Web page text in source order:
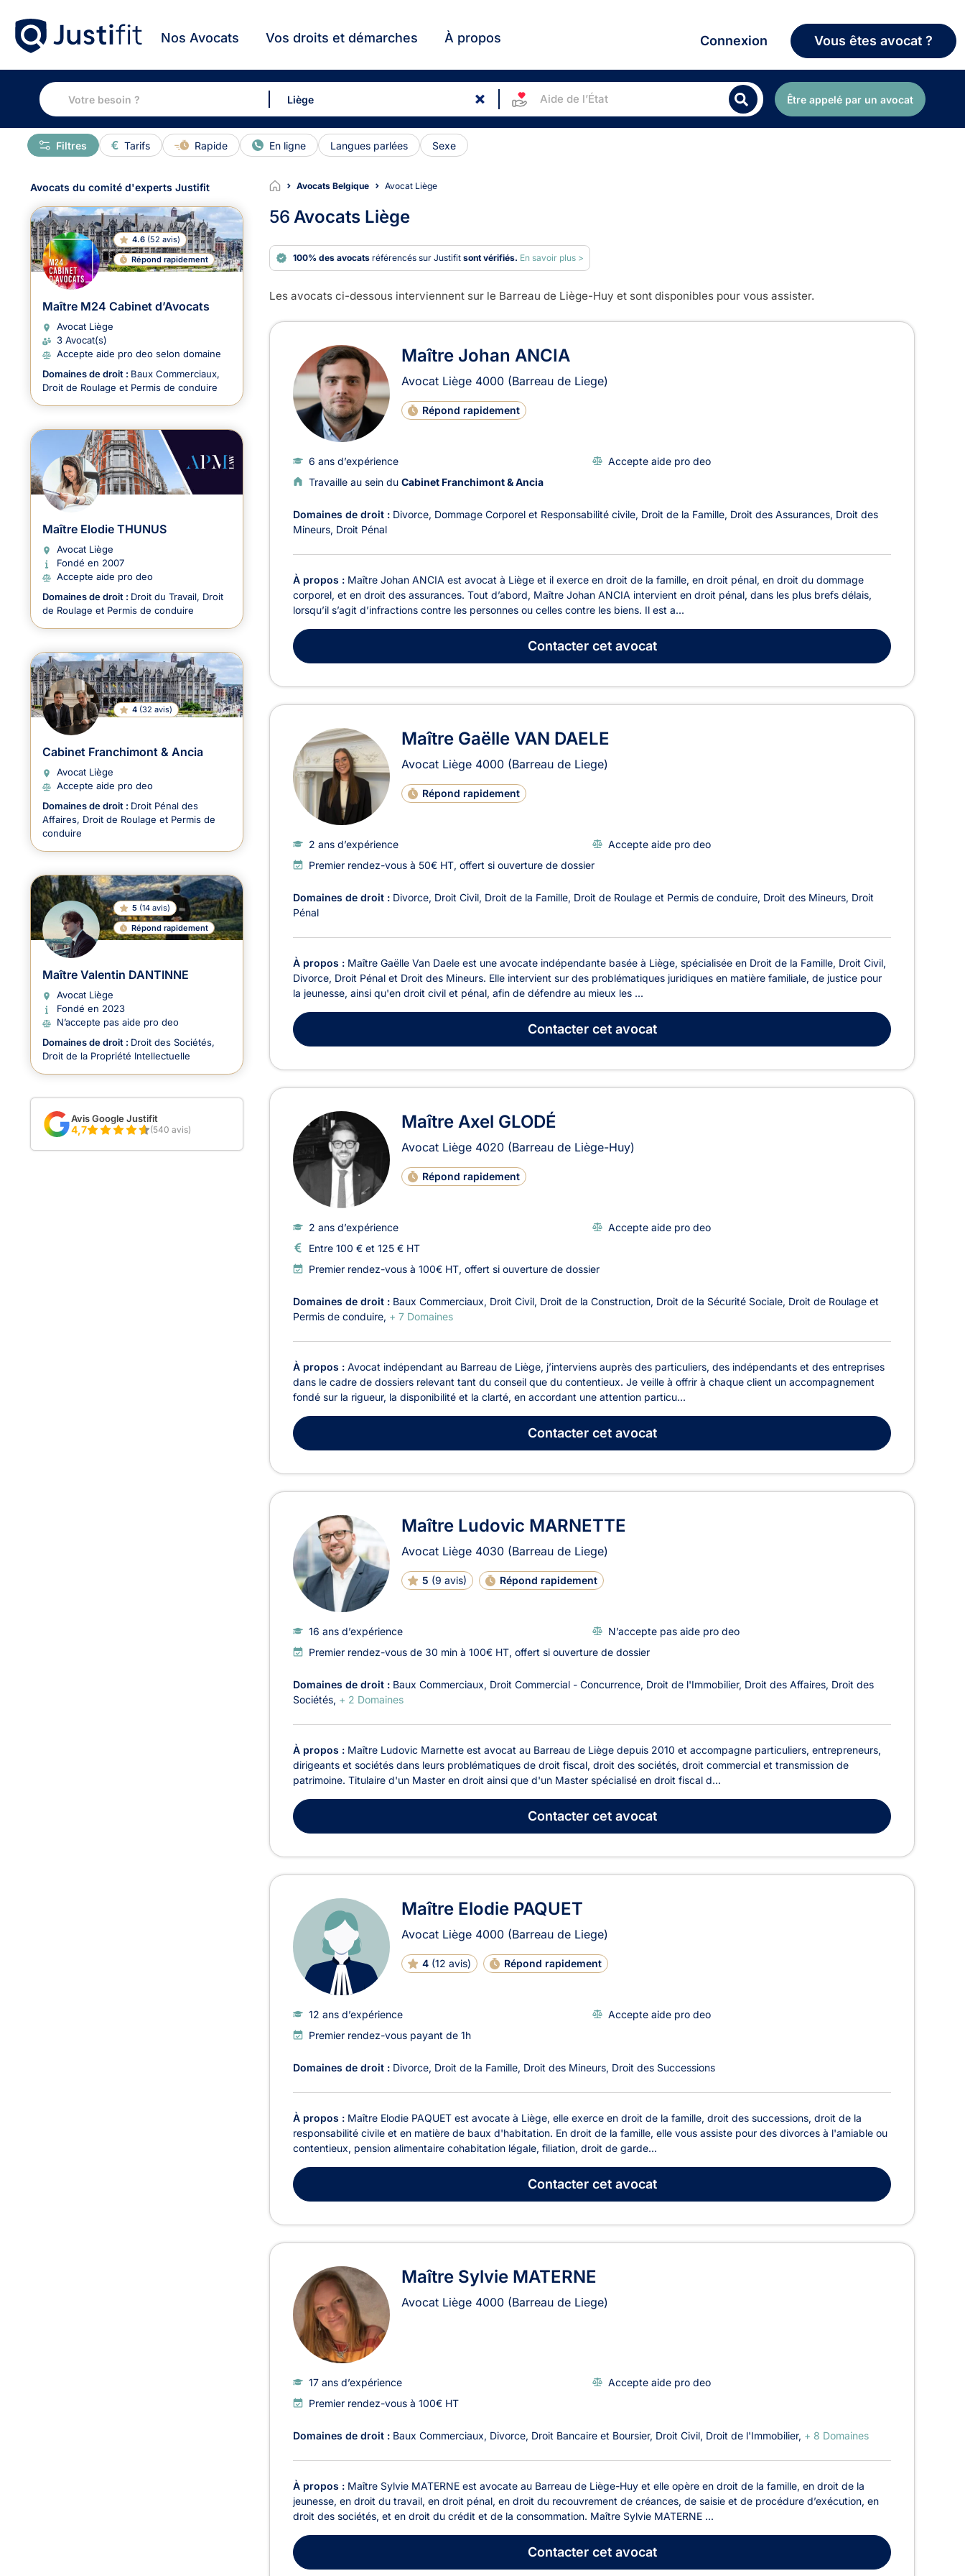
Nos Avocats Vos droits et démarches À propos Connexion Vous êtes avocat ?
Aide de l’État Être appelé par un avocat
Tarifs Rapide En ligne Langues parlées Sexe
Filtres
Avocats Belgique Avocat Liège
56 Avocats Liège
100% des avocats référencés sur Justifit sont vérifiés. En savoir plus >
Les avocats ci-dessous interviennent sur le Barreau de Liège-Huy et sont disponibles pour vous assister.
Avocats à Liège
Maître Johan ANCIA
Avocat Liège 4000 (Barreau de Liege)
Répond rapidement
6 ans d’expérience
Accepte aide pro deo
Travaille au sein du Cabinet Franchimont & Ancia
Domaines de droit : Divorce Dommage Corporel et Responsabilité civile Droit de la Famille Droit des Assurances Droit des
Mineurs Droit Pénal
À propos : Maître Johan ANCIA est avocat à Liège et il exerce en droit de la famille, en droit pénal, en droit du dommage
corporel, et en droit des assurances. Tout d’abord, Maître Johan ANCIA intervient en droit pénal, dans les plus brefs délais,
lorsqu’il s’agit d’infractions contre les personnes ou celles contre les biens. Il est a...
Contactercet avocat
Maître Gaëlle VAN DAELE
Avocat Liège 4000 (Barreau de Liege)
Répond rapidement
2 ans d’expérience
Accepte aide pro deo
Premier rendez-vous à 50€ HT, offert si ouverture de dossier
Domaines de droit : Divorce Droit Civil Droit de la Famille Droit de Roulage et Permis de conduire Droit des Mineurs Droit
Pénal
À propos : Maître Gaëlle Van Daele est une avocate indépendante basée à Liège, spécialisée en Droit de la Famille, Droit Civil,
Divorce, Droit Pénal et Droit des Mineurs. Elle intervient sur des problématiques juridiques en matière familiale, de justice pour
la jeunesse, ainsi qu'en droit civil et pénal, afin de défendre au mieux les ...
Contactercet avocat
Maître Axel GLODÉ
Avocat Liège 4020 (Barreau de Liège-Huy)
Répond rapidement
2 ans d’expérience
Accepte aide pro deo
Entre 100 € et 125 € HT
Premier rendez-vous à 100€ HT, offert si ouverture de dossier
Domaines de droit : Baux Commerciaux Droit Civil Droit de la Construction Droit de la Sécurité Sociale Droit de Roulage et
Permis de conduire + 7 Domaines
À propos : Avocat indépendant au Barreau de Liège, j’interviens auprès des particuliers, des indépendants et des entreprises
dans le cadre de dossiers relevant tant du conseil que du contentieux. Je veille à offrir à chaque client un accompagnement
fondé sur la rigueur, la disponibilité et la clarté, en accordant une attention particu...
Contactercet avocat
Maître Ludovic MARNETTE
Avocat Liège 4030 (Barreau de Liege)
5 (9 avis) Répond rapidement
16 ans d’expérience
N’accepte pas aide pro deo
Premier rendez-vous de 30 min à 100€ HT, offert si ouverture de dossier
Domaines de droit : Baux Commerciaux Droit Commercial - Concurrence Droit de l'Immobilier Droit des Affaires Droit des
Sociétés + 2 Domaines
À propos : Maître Ludovic Marnette est avocat au Barreau de Liège depuis 2010 et accompagne particuliers, entrepreneurs,
dirigeants et sociétés dans leurs problématiques de droit fiscal, droit des sociétés, droit commercial et transmission de
patrimoine. Titulaire d'un Master en droit ainsi que d'un Master spécialisé en droit fiscal d...
Contactercet avocat
Maître Elodie PAQUET
Avocat Liège 4000 (Barreau de Liege)
4 (12 avis) Répond rapidement
12 ans d’expérience
Accepte aide pro deo
Premier rendez-vous payant de 1h
Domaines de droit : Divorce Droit de la Famille Droit des Mineurs Droit des Successions
À propos : Maître Elodie PAQUET est avocate à Liège, elle exerce en droit de la famille, droit des successions, droit de la
responsabilité civile et en matière de baux d'habitation. En droit de la famille, elle vous assiste pour des divorces à l'amiable ou
contentieux, pension alimentaire cohabitation légale, filiation, droit de garde...
Contactercet avocat
Maître Sylvie MATERNE
Avocat Liège 4000 (Barreau de Liege)
17 ans d’expérience
Accepte aide pro deo
Premier rendez-vous à 100€ HT
Domaines de droit : Baux Commerciaux Divorce Droit Bancaire et Boursier Droit Civil Droit de l'Immobilier + 8 Domaines
À propos : Maître Sylvie MATERNE est avocate au Barreau de Liège-Huy et elle opère en droit de la famille, en droit de la
jeunesse, en droit du travail, en droit pénal, en droit du recouvrement de créances, de saisie et de procédure d’exécution, en
droit des sociétés, et en droit du crédit et de la consommation. Maître Sylvie MATERNE ...
Contactercet avocat
Avocats du comité d'experts Justifit
4.6 (52 avis)
Répond rapidement
Maître M24 Cabinet d’Avocats
Avocat Liège
3 Avocat(s)
Accepte aide pro deo selon domaine
Domaines de droit : Baux Commerciaux
Droit de Roulage et Permis de conduire
Maître Elodie THUNUS
Avocat Liège
Fondé en 2007
Accepte aide pro deo
Domaines de droit : Droit du Travail Droit
de Roulage et Permis de conduire
4 (32 avis)
Cabinet Franchimont & Ancia
Avocat Liège
Accepte aide pro deo
Domaines de droit : Droit Pénal des
Affaires Droit de Roulage et Permis de
conduire
5 (14 avis)
Répond rapidement
Maître Valentin DANTINNE
Avocat Liège
Fondé en 2023
N’accepte pas aide pro deo
Domaines de droit : Droit des Sociétés
Droit de la Propriété Intellectuelle
Avis Google Justifit
4,7 (540 avis)